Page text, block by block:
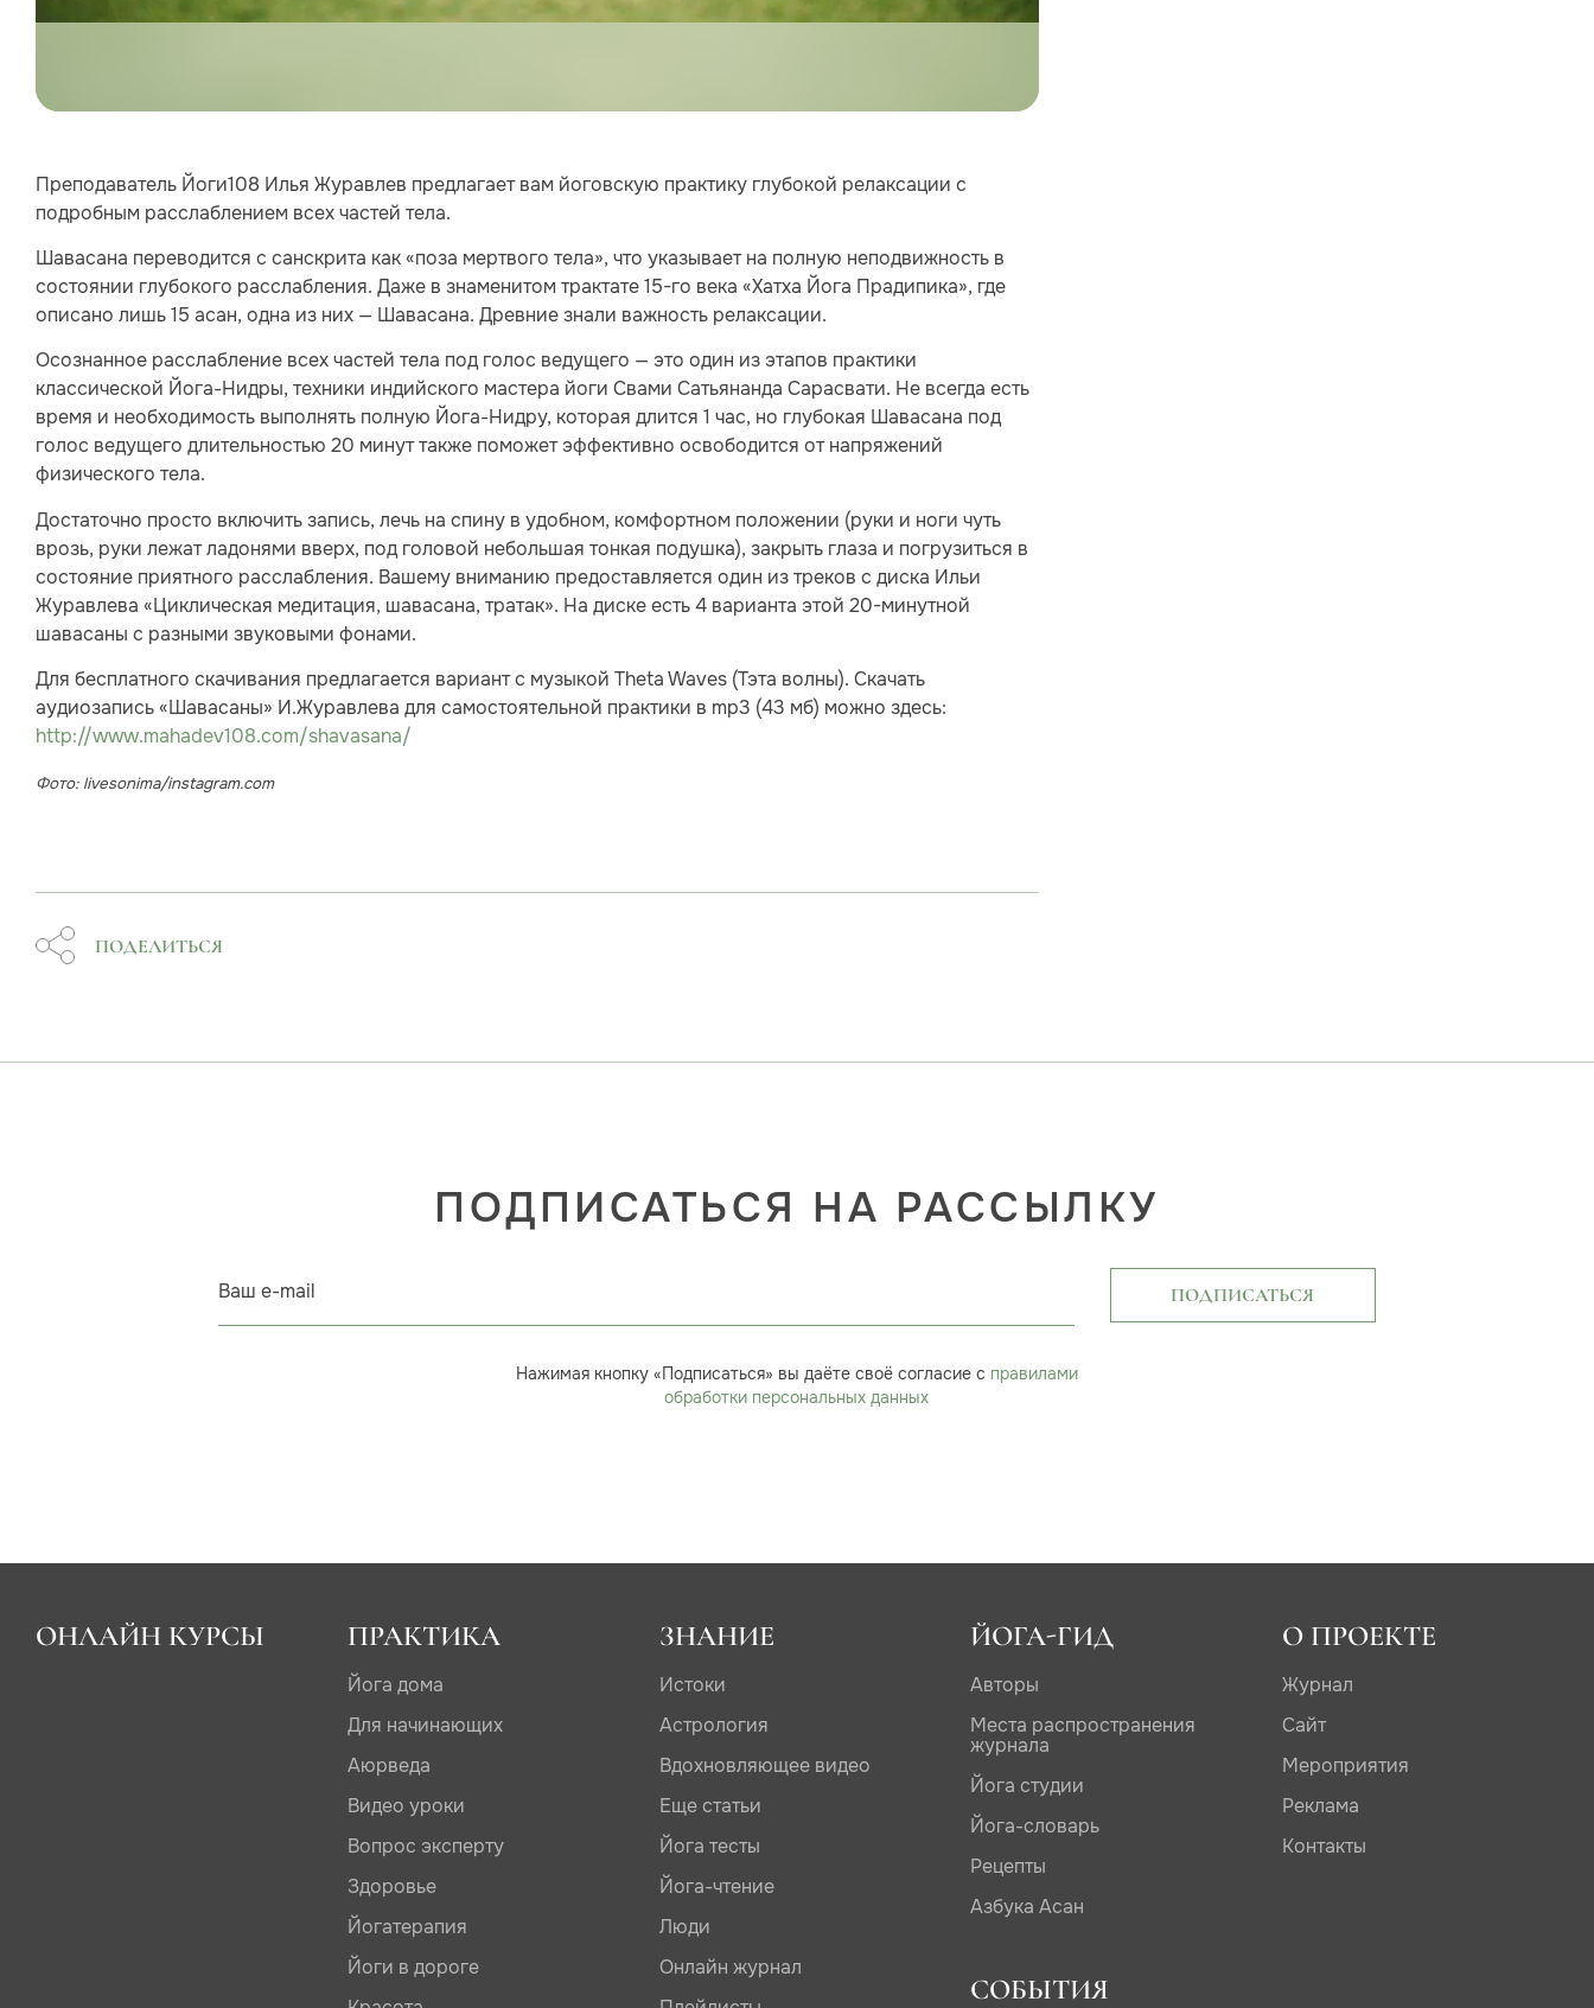
Преподаватель Йоги108 Илья Журавлев предлагает вам йоговскую практику глубокой релаксации с
подробным расслаблением всех частей тела.
Шавасана переводится с санскрита как «поза мертвого тела», что указывает на полную неподвижность в
состоянии глубокого расслабления. Даже в знаменитом трактате 15-го века «Хатха Йога Прадипика», где
описано лишь 15 асан, одна из них — Шавасана. Древние знали важность релаксации.
Осознанное расслабление всех частей тела под голос ведущего — это один из этапов практики
классической Йога-Нидры, техники индийского мастера йоги Свами Сатьянанда Сарасвати. Не всегда есть
время и необходимость выполнять полную Йога-Нидру, которая длится 1 час, но глубокая Шавасана под
голос ведущего длительностью 20 минут также поможет эффективно освободится от напряжений
физического тела.
Достаточно просто включить запись, лечь на спину в удобном, комфортном положении (руки и ноги чуть
врозь, руки лежат ладонями вверх, под головой небольшая тонкая подушка), закрыть глаза и погрузиться в
состояние приятного расслабления. Вашему вниманию предоставляется один из треков с диска Ильи
Журавлева «Циклическая медитация, шавасана, тратак». На диске есть 4 варианта этой 20-минутной
шавасаны с разными звуковыми фонами.
Для бесплатного скачивания предлагается вариант с музыкой Theta Waves (Тэта волны). Скачать
аудиозапись «Шавасаны» И.Журавлева для самостоятельной практики в mp3 (43 мб) можно здесь:
http://www.mahadev108.com/shavasana/
Фото: livesonima/instagram.com
ПОДЕЛИТЬСЯ
ПОДПИСАТЬСЯ НА РАССЫЛКУ
Ваш e-mail ПОДПИСАТЬСЯ
Нажимая кнопку «Подписаться» вы даёте своё согласие с правилами
обработки персональных данных
ОНЛАЙН КУРСЫ ПРАКТИКА
Йога дома
Для начинающих
Аюрведа
Видео уроки
Вопрос эксперту
Здоровье
Йогатерапия
Йоги в дороге
ЗНАНИЕ
Истоки
Астрология
Вдохновляющее видео
Еще статьи
Йога тесты
Йога-чтение
Люди
Онлайн журнал
ЙОГА-ГИД
Авторы
Места распространения
журнала
Йога студии
Йога-словарь
Рецепты
Азбука Асан
СОБЫТИЯ
О ПРОЕКТЕ
Журнал
Сайт
Мероприятия
Реклама
Контакты